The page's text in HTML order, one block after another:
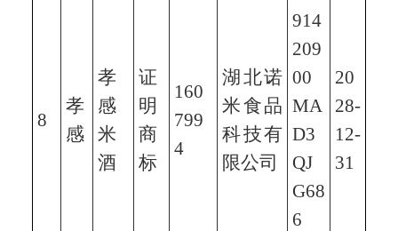
8
孝
感
孝
感
米
酒
证
明
商
标
160
799
4
湖北诺
米食品
科技有
限公司
914
209
00
MA
D3
QJ
G68
6
20
28-
12-
31